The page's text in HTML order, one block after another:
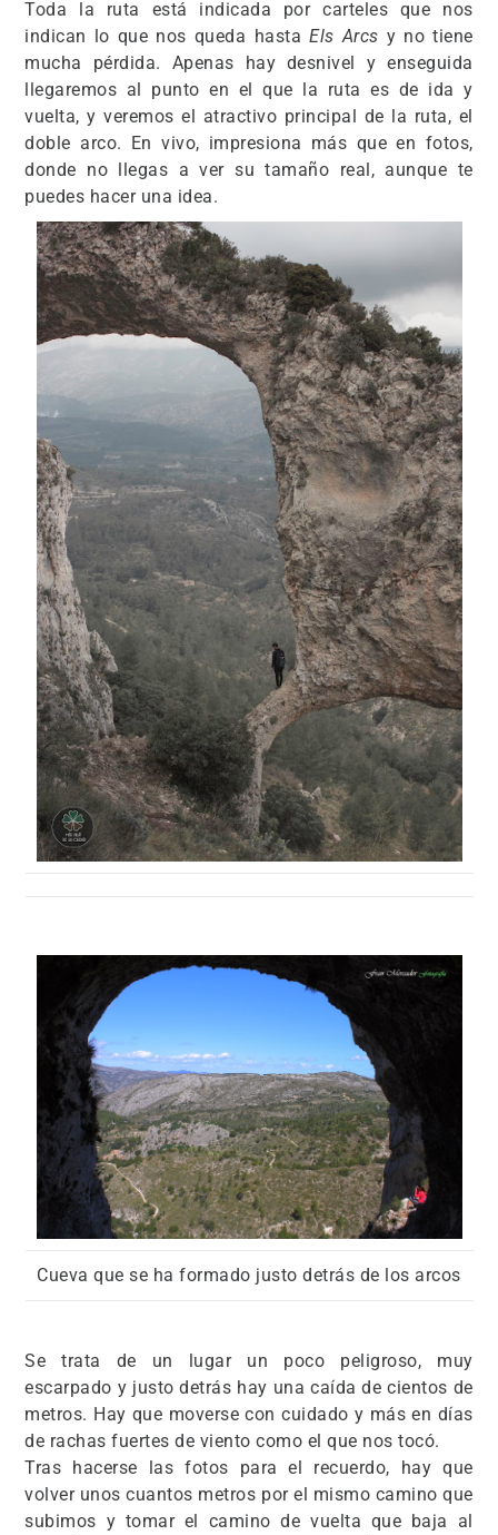
Toda la ruta está indicada por carteles que nos
indican lo que nos queda hastaEls Arcs y no tiene
mucha pérdida. Apenas hay desnivel y enseguida
llegaremos al punto en el que la ruta es de ida y
vuelta, y veremos el atractivo principal de la ruta, el
doble arco. En vivo, impresiona más que en fotos,
donde no llegas a ver su tamaño real, aunque te
puedes hacer una idea.
Cueva que se ha formado justo detrás de los arcos
Se trata de un lugar un poco peligroso, muy
escarpado y justo detrás hay una caída de cientos de
metros. Hay que moverse con cuidado y más en días
de rachas fuertes de viento como el que nos tocó.
Tras hacerse las fotos para el recuerdo, hay que
volver unos cuantos metros por el mismo camino que
subimos y tomar el camino de vuelta que baja al